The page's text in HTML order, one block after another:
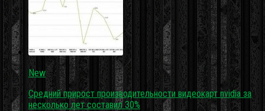
New
Средний прирост производительности видеокарт nvidia за
несколько лет составил 30%